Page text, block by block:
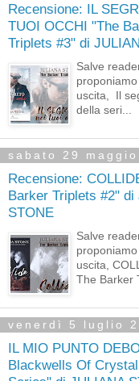
Recensione: IL
TUOI OCCHI "The
Triplets #3" di
Salve
uscita, Il
della seri...
sabato 29 maggio
Recensione:
Barker Triplets #2" di
STONE
Salve
uscita,
The Barker
venerdì 5 luglio
IL MIO PUNTO
Blackwells Of